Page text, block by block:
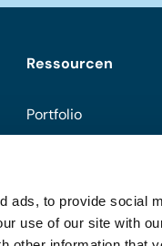
ads, to provide social
use of our site with
Ressourcen
Portfolio
On demand